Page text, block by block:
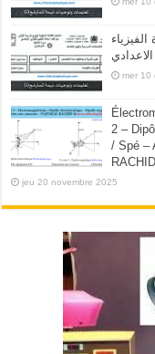
مادة الفيزياء
mer 10
2 –
/ Spé –
RACHID
jeu 20 novembre 2025